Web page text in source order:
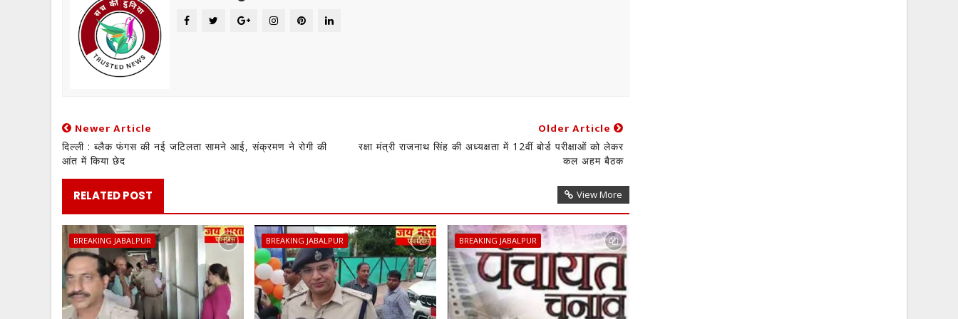
Newer Article
दिल्ली : ब्लैक फंगस की नई जटिलता सामने आई, संक्रमण ने रोगी की
आंत में किया छेद
Older Article
रक्षा मंत्री राजनाथ सिंह की अध्यक्षता में 12वीं बोर्ड परीक्षाओं को लेकर
कल अहम बैठक
RELATED POST View More
BREAKING JABALPUR BREAKING JABALPUR BREAKING JABALPUR